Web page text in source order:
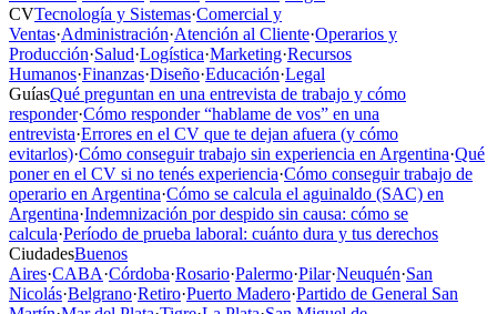
CVTecnología y Sistemas·Comercial y
Ventas·Administración·Atención al Cliente·Operarios y
Producción·Salud·Logística·Marketing·Recursos
Humanos·Finanzas·Diseño·Educación·Legal
GuíasQué preguntan en una entrevista de trabajo y cómo
responder·Cómo responder “hablame de vos” en una
entrevista·Errores en el CV que te dejan afuera (y cómo
evitarlos)·Cómo conseguir trabajo sin experiencia en Argentina·Qué
poner en el CV si no tenés experiencia·Cómo conseguir trabajo de
operario en Argentina·Cómo se calcula el aguinaldo (SAC) en
Argentina·Indemnización por despido sin causa: cómo se
calcula·Período de prueba laboral: cuánto dura y tus derechos
CiudadesBuenos
Aires·CABA·Córdoba·Rosario·Palermo·Pilar·Neuquén·San
Nicolás·Belgrano·Retiro·Puerto Madero·Partido de General San